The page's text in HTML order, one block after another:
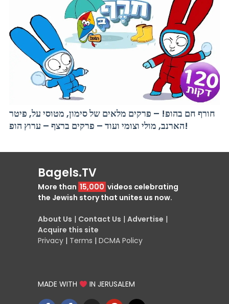
חורף חם בהופ! – פרקים מלאים של סימון, מטוסי על, פיטר
הארנב, מולי וצומי ועוד – פרקים ברצף – ערוץ הופ!
Bagels.TV
More than 15,000 videos celebrating
the Jewish story that unites us now.
About Us | Contact Us | Advertise |
Acquire this site
Privacy | Terms | DCMA Policy
MADE WITH IN JERUSALEM